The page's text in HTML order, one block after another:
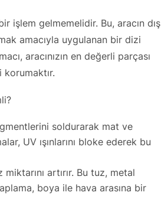
işlem gelmemelidir. Bu, aracın dış
amacıyla uygulanan bir dizi
aracınızın en değerli parçası
korumaktır.
soldurarak mat ve
UV ışınlarını bloke ederek bu
artırır. Bu tuz, metal
boya ile hava arasına bir